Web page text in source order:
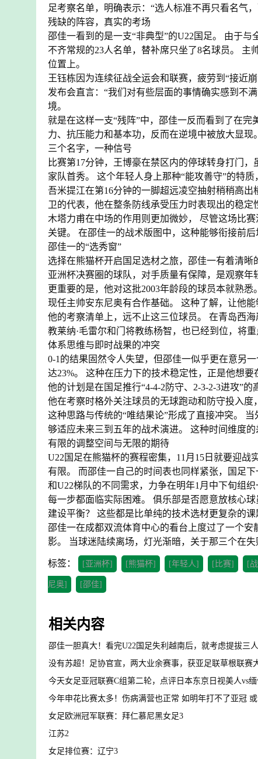
足考察名单，明确表示：“选人标准不再只看名气
残缺的阵容，真实的考场
邵佳一看到的是一支“非典型”的U22国足。 由于
不齐常规的23人名单，替补席只坐了8名球员。
位置上。
王钰栋因为连续征战全运会和联赛，疲劳到“接近
发布会直言：“我们对有些层面的事情确实感到不
境。
就是在这样一支“残阵”中，邵佳一反而看到了在
力、抗压能力和基本功，反而在逆境中被放大显现。
三个名字，一种信号
比赛第17分钟，王博豪在禁区内的停球转身打门
家队首秀。 这个年轻人身上那种“能攻善守”的特
吾米提江在第16分钟的一脚超远凌空抽射稍稍高
卫的代表，他在整条防线承受压力时表现出的稳定
木塔力甫在中场的作用则更加微妙， 尽管这场比
关键。 在邵佳一的战术版图中，这种能够衔接前
邵佳一的“选秀窗”
选择在熊猫杯开启国足选材之旅，邵佳一有着清
亚洲杯决赛圈的球队，对手质量有保障，是观察年
更重要的是，他对这批2003年龄段的球员本就熟
现任主帅安东尼奥有合作基础。 这种了解，让他
他的考察清单上，远不止这三位球员。 在青岛西
教莱纳·毛雷尔和门将教练杨智，也已经到位，将
体系思维与即时战果的冲突
0-1的结果固然令人失望，但邵佳一似乎更在意另
达23%。 这种在压力下的技术稳定性，正是他想要
他的计划是在国足推行“4-4-2防守、2-3-2-3进攻”
他在考察时格外关注球员的无球跑动和防守投入度
这种思路与传统的“唯结果论”形成了直接冲突。
够适应未来三到五年的战术演进。 这种时间维度
有限的调整空间与无限的期待
U22国足在熊猫杯的赛程密集，11月15日就要迎
有限。 而邵佳一自己的时间表也同样紧张，国足
和U22梯队的不同需求，力争在明年1月中下旬组织
每一步都面临实际困难。 俱乐部是否愿意放核心
建设平衡？ 这些都是比单纯的技术选材更复杂的课
邵佳一在成都双流体育中心的看台上度过了一个
影。 当球迷陆续离场，灯光渐暗，关于那三个在
标签： [亚洲杯] [熊猫杯] [年轻人] [比赛] [
尼奥] [邵佳]
相关内容
邵佳一胆真大！看完U22国足失利越南后，就考虑提拔三
没有苏超！足协官宣，两大业余赛事，获亚足联草根联赛
今天女足亚冠联赛C组第二轮，点评日本东京日视美人vs
今年申花比赛太多！伤病满营也正常 如明年打不了亚冠
女足欧洲冠军联赛：拜仁慕尼黑女足3
江苏2
女足排位赛：辽宁3